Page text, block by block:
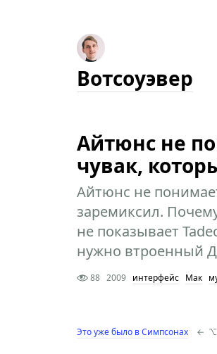
Вотсоуэвер
Айтюнс не
чувак,
Айтюнс не
заремиксил.
не показывает
нужно втроенный
88 2009 интерфейс Мак
Это уже было в Симпсонах ← ⌥